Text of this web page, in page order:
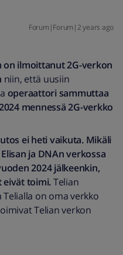
Forum|Forum|2 years ago
ilmoittanut 2G-verkon
niin, että uusiin
operaattori sammuttaa
mennessä 2G-verkko
ei heti vaikuta. Mikäli
ja DNAn verkossa
2024 jälkeenkin,
eivät toimi.Telian
Telialla on oma verkko
Telian verkon